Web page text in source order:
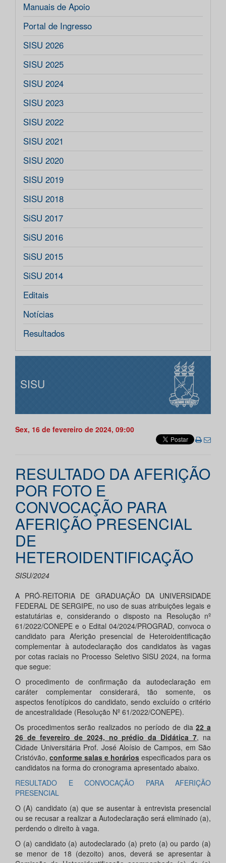
Manuais de Apoio
Portal de Ingresso
SISU 2026
SISU 2025
SISU 2024
SISU 2023
SISU 2022
SISU 2021
SISU 2020
SISU 2019
SISU 2018
SiSU 2017
SiSU 2016
SiSU 2015
SiSU 2014
Editais
Notícias
Resultados
SISU
Sex, 16 de fevereiro de 2024, 09:00
RESULTADO DA AFERIÇÃO
POR FOTO E
CONVOCAÇÃO PARA
AFERIÇÃO PRESENCIAL
DE
HETEROIDENTIFICAÇÃO
SISU/2024
A PRÓ-REITORIA DE GRADUAÇÃO DA UNIVERSIDADE
FEDERAL DE SERGIPE, no uso de suas atribuições legais e
estatutárias e, considerando o disposto na Resolução nº
61/2022/CONEPE e o Edital 04/2024/PROGRAD, convoca o
candidato para Aferição presencial de Heteroidentificação
complementar à autodeclaração dos candidatos às vagas
por cotas raciais no Processo Seletivo SISU 2024, na forma
que segue:
O procedimento de confirmação da autodeclaração em
caráter complementar considerará, tão somente, os
aspectos fenotípicos do candidato, sendo excluído o critério
de ancestralidade (Resolução Nº 61/2022/CONEPE).
Os procedimentos serão realizados no período de dia22 a
26 de fevereiro de 2024, no prédio da Didática 7, na
Cidade Universitária Prof. José Aloísio de Campos, em São
Cristóvão, conforme salas e horários especificados para os
candidatos na forma do cronograma apresentado abaixo.
RESULTADO E CONVOCAÇÃO PARA AFERIÇÃO
PRESENCIAL
O (A) candidato (a) que se ausentar à entrevista presencial
ou se recusar a realizar a Autodeclaração será eliminado (a),
perdendo o direito à vaga.
O (a) candidato (a) autodeclarado (a) preto (a) ou pardo (a)
se menor de 18 (dezoito) anos, deverá se apresentar à